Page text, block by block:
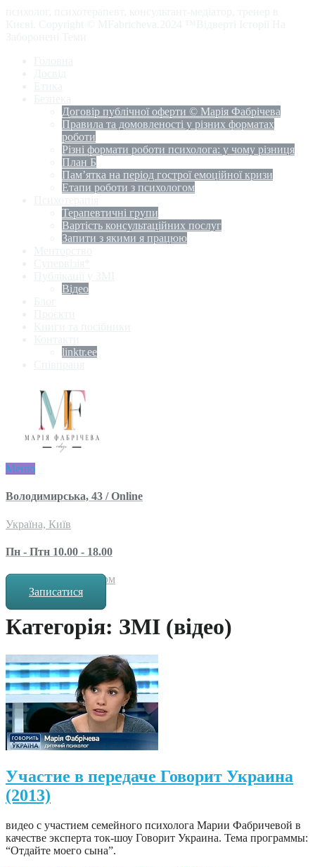
Договір публічної оферти © Марія Фабрічева
Правила та домовленості у різних форматах
роботи
Різні формати роботи психолога: у чому різниця
План Б
Пам’ятка на період гострої емоційної кризи
Етапи роботи з психологом
Терапевтичні групи
Вартість консультаційних послуг
Запити з якими я працюю
Відео
linktr.ee
Меню
Володимирська, 43 / Online
Україна, Київ
Пн - Птн 10.00 - 18.00
за попереднім записом
Записатися
Категорія: ЗМІ (відео)
Участие в передаче Говорит Украина
(2013)
видео с участием семейного психолога Марии Фабричевой в
качестве эксперта ток-шоу Говорит Украина. Тема программы:
“Отдайте моего сына”.